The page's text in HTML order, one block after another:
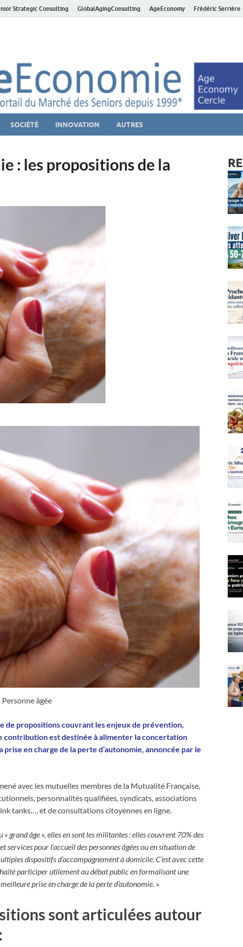
Strategic Consulting GlobalAgingConsulting AgeEconomy Frédéric Serrière
SOCIÉTÉ INNOVATION AUTRES
: les propositions de la
Personne âgée
de propositions couvrant les enjeux de prévention,
contribution est destinée à alimenter la concertation
en charge de la perte d’autonomie, annoncée par le
avec les mutuelles membres de la Mutualité Française,
personnalités qualifiées, syndicats, associations
tanks…, et de consultations citoyennes en ligne.
grand âge », elles en sont les militantes : elles couvrent 70% des
services pour l’accueil des personnes âgées ou en situation de
dispositifs d’accompagnement à domicile. C’est avec cette
participer utilement au débat public en formalisant une
prise en charge de la perte d’autonomie. »
sont articulées autour